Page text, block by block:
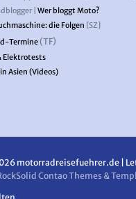
| Wer bloggt Moto?
die Folgen [SZ]
Termine(TF)
Elektrotests
Asien (Videos)
motorradreisefuehrer.de |
Contao Themes &